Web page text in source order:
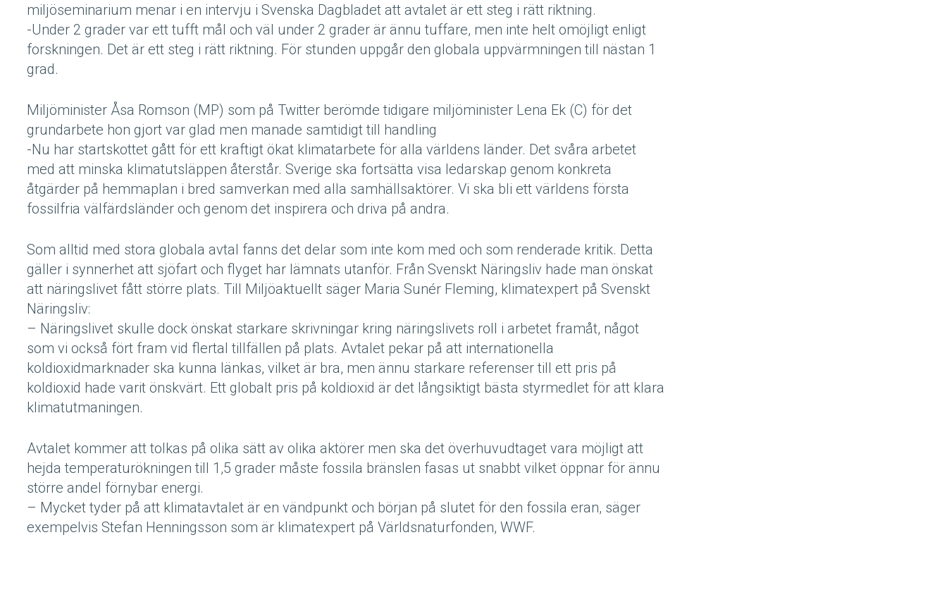
miljöseminarium menar i en intervju i Svenska Dagbladet att avtalet är ett steg i rätt riktning.
-Under 2 grader var ett tufft mål och väl under 2 grader är ännu tuffare, men inte helt omöjligt enligt
forskningen. Det är ett steg i rätt riktning. För stunden uppgår den globala uppvärmningen till nästan 1
grad.
Miljöminister Åsa Romson (MP) som på Twitter berömde tidigare miljöminister Lena Ek (C) för det
grundarbete hon gjort var glad men manade samtidigt till handling
-Nu har startskottet gått för ett kraftigt ökat klimatarbete för alla världens länder. Det svåra arbetet
med att minska klimatutsläppen återstår. Sverige ska fortsätta visa ledarskap genom konkreta
åtgärder på hemmaplan i bred samverkan med alla samhällsaktörer. Vi ska bli ett världens första
fossilfria välfärdsländer och genom det inspirera och driva på andra.
Som alltid med stora globala avtal fanns det delar som inte kom med och som renderade kritik. Detta
gäller i synnerhet att sjöfart och flyget har lämnats utanför. Från Svenskt Näringsliv hade man önskat
att näringslivet fått större plats. Till Miljöaktuellt säger Maria Sunér Fleming, klimatexpert på Svenskt
Näringsliv:
– Näringslivet skulle dock önskat starkare skrivningar kring näringslivets roll i arbetet framåt, något
som vi också fört fram vid flertal tillfällen på plats. Avtalet pekar på att internationella
koldioxidmarknader ska kunna länkas, vilket är bra, men ännu starkare referenser till ett pris på
koldioxid hade varit önskvärt. Ett globalt pris på koldioxid är det långsiktigt bästa styrmedlet för att klara
klimatutmaningen.
Avtalet kommer att tolkas på olika sätt av olika aktörer men ska det överhuvudtaget vara möjligt att
hejda temperaturökningen till 1,5 grader måste fossila bränslen fasas ut snabbt vilket öppnar för ännu
större andel förnybar energi.
– Mycket tyder på att klimatavtalet är en vändpunkt och början på slutet för den fossila eran, säger
exempelvis Stefan Henningsson som är klimatexpert på Världsnaturfonden, WWF.